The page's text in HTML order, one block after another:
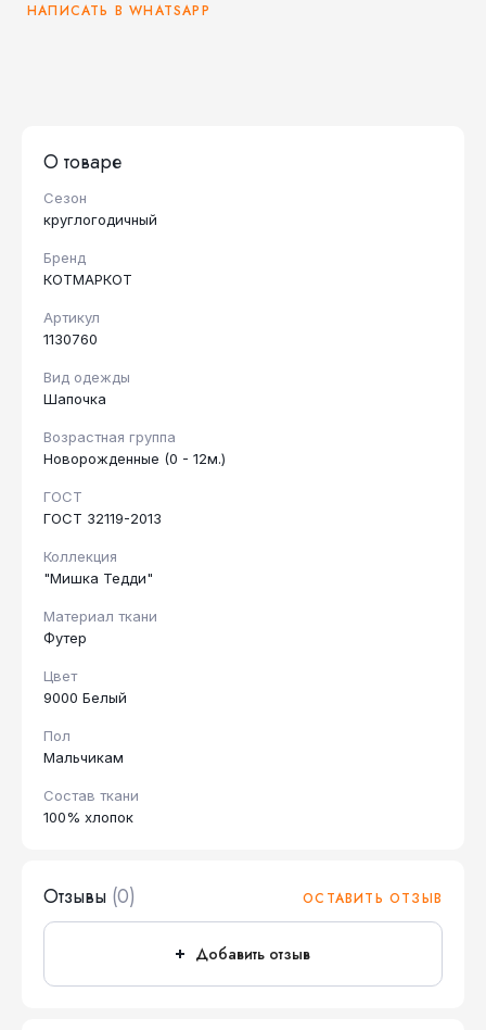
НАПИСАТЬ В WHATSAPP
О товаре
Сезон
круглогодичный
Бренд
КОТМАРКОТ
Артикул
1130760
Вид одежды
Шапочка
Возрастная группа
Новорожденные (0 - 12м.)
ГОСТ
ГОСТ 32119-2013
Коллекция
"Мишка Тедди"
Материал ткани
Футер
Цвет
9000 Белый
Пол
Мальчикам
Состав ткани
100% хлопок
Отзывы (0) ОСТАВИТЬ ОТЗЫВ
Добавить отзыв